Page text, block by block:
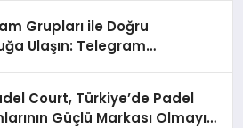
Grupları ile Doğru
Ulaşın: Telegram
Court, Türkiye’de Padel
Güçlü Markası Olmayı